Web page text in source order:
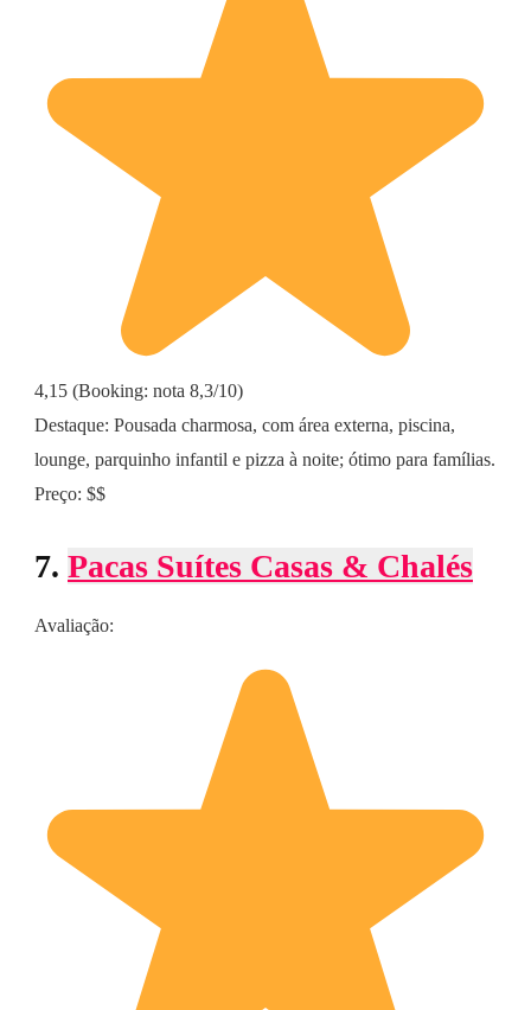
4,15 (Booking: nota 8,3/10)
Destaque: Pousada charmosa, com área externa, piscina,
lounge, parquinho infantil e pizza à noite; ótimo para famílias.
Preço: $$
7. Pacas Suítes Casas & Chalés
Avaliação: